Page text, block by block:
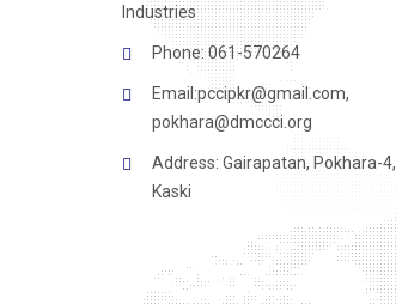
Industries
Phone: 061-570264
Email:pccipkr@gmail.com,
pokhara@dmccci.org
Address: Gairapatan, Pokhara-4,
Kaski